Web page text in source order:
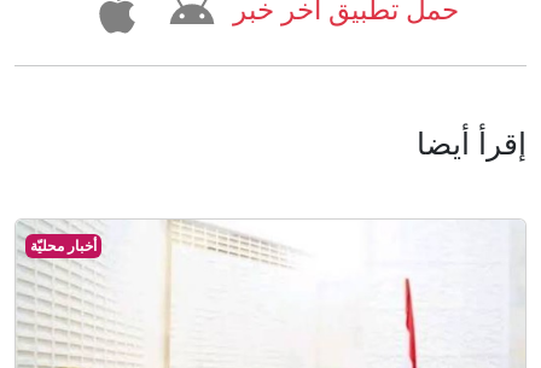
حمل تطبيق آخر خبر
إقرأ أيضا
أخبار محليّة